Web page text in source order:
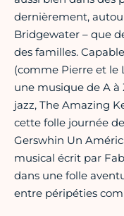
dernièrement,
Bridgewater – que
des familles.
(comme Pierre et le
une musique de A à
jazz, The Amazing
cette folle journée
Gerswhin Un
musical écrit par
dans une folle
entre péripéties